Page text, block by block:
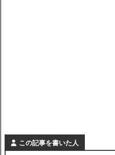
この記事を書いた人